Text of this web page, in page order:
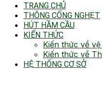
TRANG CHỦ
THÔNG CỐNG NGHẸT
HÚT HẦM CẦU
KIẾN THỨC
Kiến thức về
Kiến thức về
HỆ THỐNG CƠ SỞ